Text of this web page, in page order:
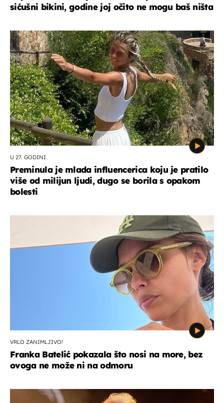
sićušni bikini, godine joj očito ne mogu baš ništa
U 27. GODINI
Preminula je mlada influencerica koju je pratilo
više od milijun ljudi, dugo se borila s opakom
bolesti
VRLO ZANIMLJIVO!
Franka Batelić pokazala što nosi na more, bez
ovoga ne može ni na odmoru